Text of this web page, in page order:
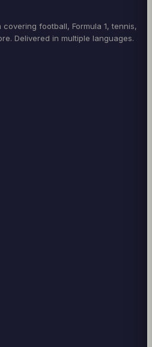
football, Formula 1, tennis,
Delivered in multiple languages.